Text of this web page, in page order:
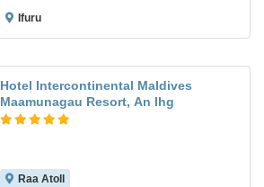
Ifuru
Hotel Intercontinental Maldives
Maamunagau Resort, An Ihg
Raa Atoll